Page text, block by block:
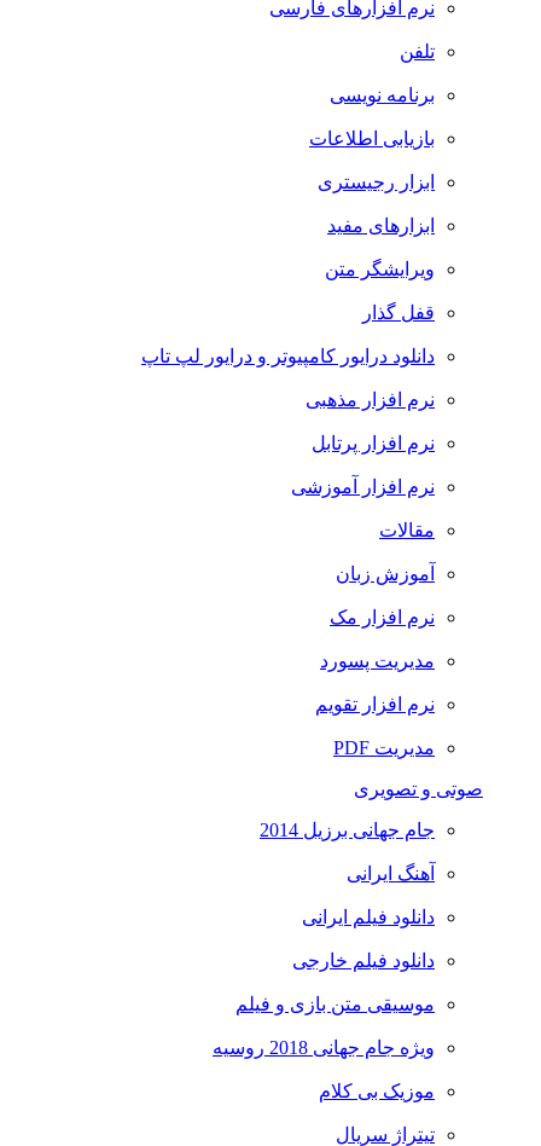
نرم افزارهای فارسی
تلفن
برنامه نویسی
بازیابی اطلاعات
ابزار رجیستری
ابزارهای مفید
ویرایشگر متن
قفل گذار
دانلود درایور کامپیوتر و درایور لپ تاپ
نرم افزار مذهبی
نرم افزار پرتابل
نرم افزار آموزشی
مقالات
آموزش زبان
نرم افزار مک
مدیریت پسورد
نرم افزار تقویم
مدیریت PDF
صوتی و تصویری
جام جهانی برزیل 2014
آهنگ ایرانی
دانلود فیلم ایرانی
دانلود فیلم خارجی
موسیقی متن بازی و فیلم
ویژه جام جهانی 2018 روسیه
موزیک بی کلام
تیتراژ سریال